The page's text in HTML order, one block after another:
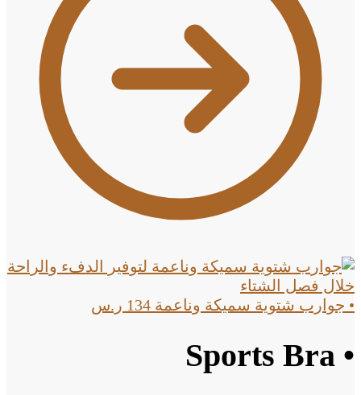
• جوارب شتوية سميكة وناعمة 134 ر.س
• Sports Bra